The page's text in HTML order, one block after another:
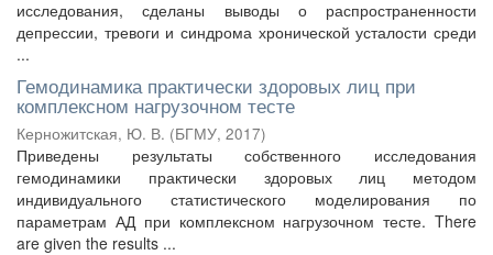
исследования, сделаны выводы о распространенности
депрессии, тревоги и синдрома хронической усталости среди
...
Гемодинамика практически здоровых лиц при
комплексном нагрузочном тесте
Керножитская, Ю. В. (БГМУ, 2017)
Приведены результаты собственного исследования
гемодинамики практически здоровых лиц методом
индивидуального статистического моделирования по
параметрам АД при комплексном нагрузочном тесте. There
are given the results ...